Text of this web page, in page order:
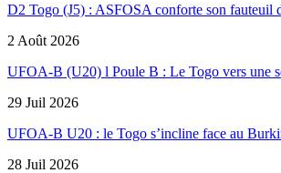
D2 Togo (J5) : ASFOSA conforte son fauteuil
2 Août 2026
UFOA-B (U20) l Poule B : Le Togo vers une
29 Juil 2026
UFOA-B U20 : le Togo s’incline face au
28 Juil 2026